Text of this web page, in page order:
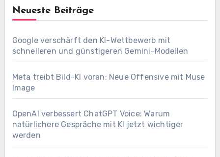
Neueste Beiträge
Google verschärft den KI-Wettbewerb mit
schnelleren und günstigeren Gemini-Modellen
Meta treibt Bild-KI voran: Neue Offensive mit Muse
Image
OpenAI verbessert ChatGPT Voice: Warum
natürlichere Gespräche mit KI jetzt wichtiger
werden